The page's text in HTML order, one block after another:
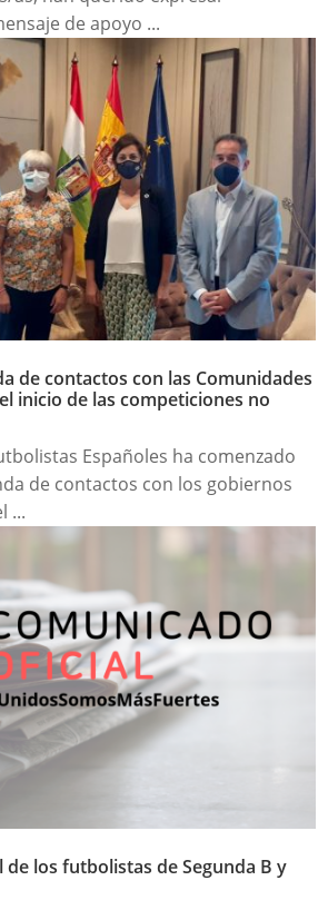
de apoyo ...
de contactos con las Comunidades
inicio de las competiciones no
Españoles ha comenzado
de contactos con los gobiernos
...
los futbolistas de Segunda B y